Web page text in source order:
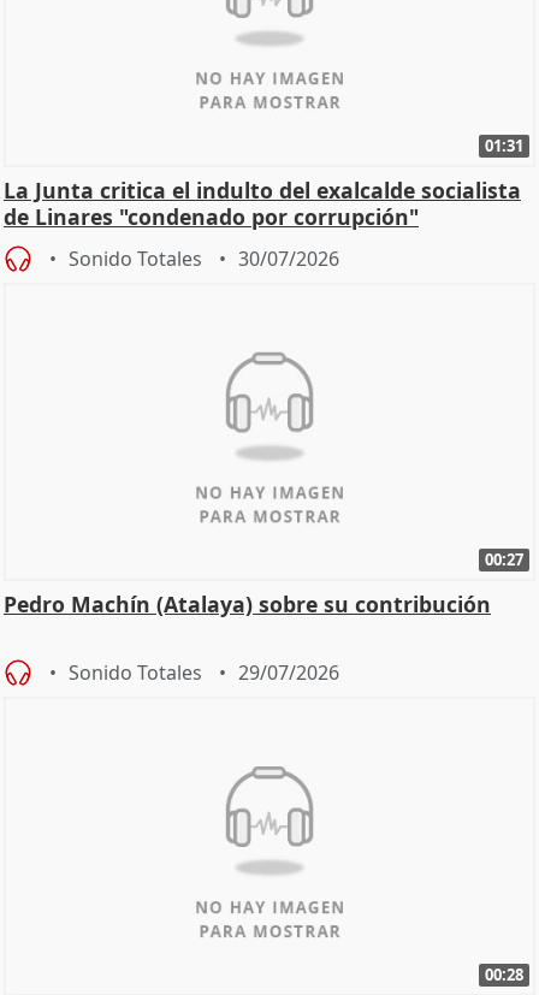
01:31
La Junta critica el indulto del exalcalde socialista
de Linares "condenado por corrupción"
Sonido Totales 30/07/2026
00:27
Pedro Machín (Atalaya) sobre su contribución
Sonido Totales 29/07/2026
00:28